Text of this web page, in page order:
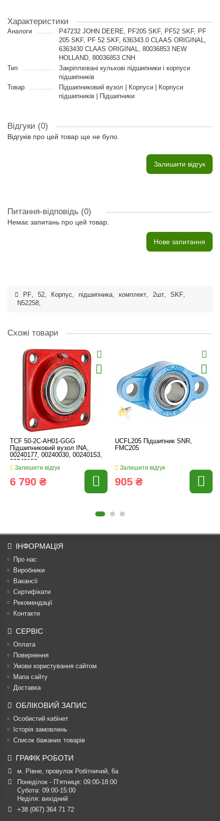
Характеристики
Аналоги
P47232 JOHN DEERE, PF205 SKF, PF52 SKF, PF
205 SKF, PF 52 SKF, 636343.0 CLAAS ORIGINAL,
6363430 CLAAS ORIGINAL, 80036853 NEW
HOLLAND, 80036853 CNH
Тип
Закріплювані кулькові підшипники і корпуси
підшипників
Товар
Підшипниковий вузол | Корпуси | Корпуси
підшипників | Підшипники
Відгуки (0)
Відгуків про цей товар ще не було.
Залишити відгук
Питання-відповідь (0)
Немає запитань про цей товар.
Нове запитання
PF, 52, Корпус, підшипника, комплект, 2шт, SKF,
N52258,
Схожі товари
TCF 50-2C-AH01-GGG
Підшипниковий вузол INA,
00240177, 00240030, 00240153,
00240159
Залишити відгук
6 790 ₴
UCFL205 Підшипник SNR,
FMC205
Залишити відгук
905 ₴
ІНФОРМАЦІЯ
Про нас
Виробники
Вакансії
Сертифікати
Рекомендації
Контакти
СЕРВІС
Оплата
Повернення
Умови користування сайтом
Мапа сайту
Доставка
ОБЛІКОВИЙ ЗАПИС
Особистий кабінет
Історія замовлень
Список бажаних товарів
ГРАФІК РОБОТИ
м. Рівне, провулок Робітничий, 6а
Понеділок - П’ятниця: 09:00-18:00
Субота: 09:00-15:00
Неділя: вихідний
+38 (067) 364 71 72